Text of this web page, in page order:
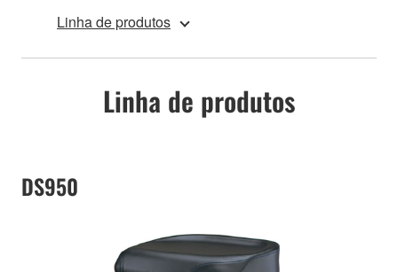
Linha de produtos
Linha de produtos
DS950